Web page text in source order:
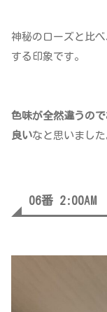
神秘のローズと比べ
する印象です。
色味が全然違うの
良いなと思いました
06番 2:00AM